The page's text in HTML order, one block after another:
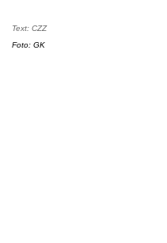
Text: CZZ
Foto: GK